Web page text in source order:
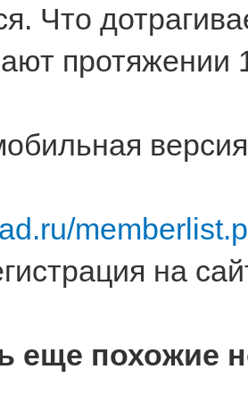
Что
протяжении
на
еще похожие